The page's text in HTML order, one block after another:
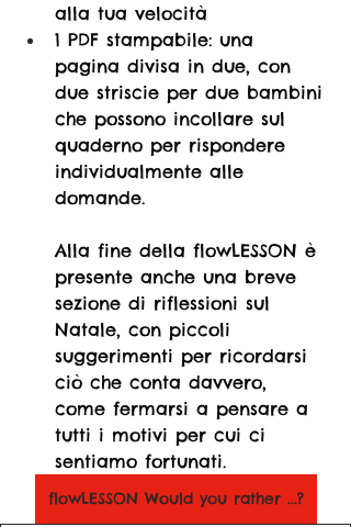
alla tua velocità
1 PDF stampabile: una
pagina divisa in due, con
due striscie per due bambini
che possono incollare sul
quaderno per rispondere
individualmente alle
domande.
Alla fine della flowLESSON è
presente anche una breve
sezione di riflessioni sul
Natale, con piccoli
suggerimenti per ricordarsi
ciò che conta davvero,
come fermarsi a pensare a
tutti i motivi per cui ci
sentiamo fortunati.
flowLESSON Would you rather ...?